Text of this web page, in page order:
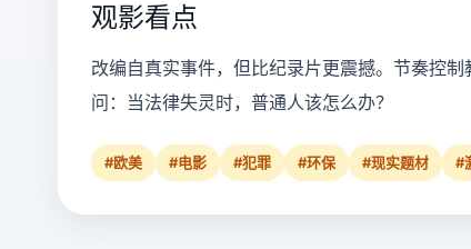
观影看点
改编自真实事件，但比纪录片更震撼。节奏控
问：当法律失灵时，普通人该怎么办？
#欧美 #电影 #犯罪 #环保 #现实题材 #